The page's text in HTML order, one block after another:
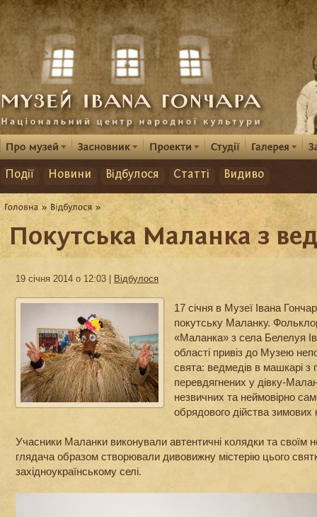
Події Новини Відбулося Статті Видиво
Покутська Маланка з
19 січня 2014 о 12:03 | Відбулося
17 січня в Музеї Івана
покутську Маланку.
«Маланка» з села Белелуя
області привіз до Музею
свята: ведмедів в машкарі з
перевдягнених у дівку-
незвичних та неймовірно
обрядового дійства зимових
Учасники Маланки виконували автентичні колядки та своїм
глядача образом створювали дивовижну містерію цього
західноукраїнському селі.